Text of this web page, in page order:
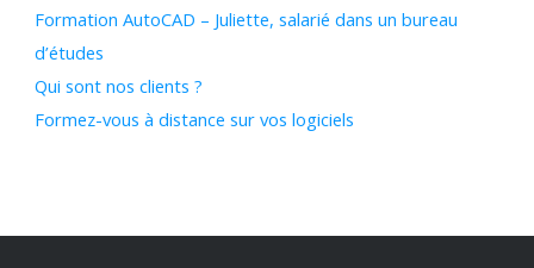
Formation AutoCAD – Juliette, salarié dans un bureau
d’études
Qui sont nos clients ?
Formez-vous à distance sur vos logiciels